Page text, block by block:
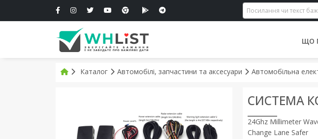
ЩО
Каталог Автомобілі, запчастини та аксесуари Автомобільна
СИСТЕМА
24Ghz Millimeter
Change Lane Safer